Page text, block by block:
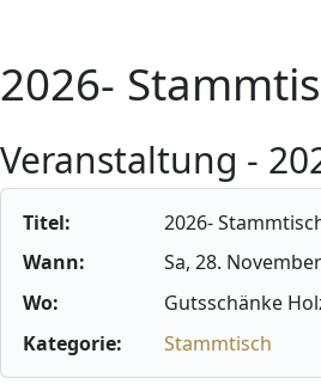
2026-
Veranstaltung -
Titel:
2026-
Wann:
Sa, 28.
Wo:
Gutsschänke
Kategorie:
Stammtisch